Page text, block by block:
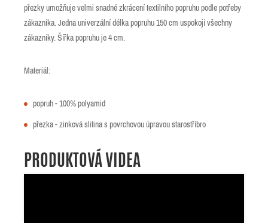
přezky umožňuje velmi snadné zkrácení textilního popruhu podle potřeby
zákazníka. Jedna univerzální délka popruhu 150 cm uspokojí všechny
zákazníky. Šířka popruhu je 4 cm.
Materiál:
popruh - 100% polyamid
přezka - zinková slitina s povrchovou úpravou starostříbro
PRODUKTOVÁ VIDEA